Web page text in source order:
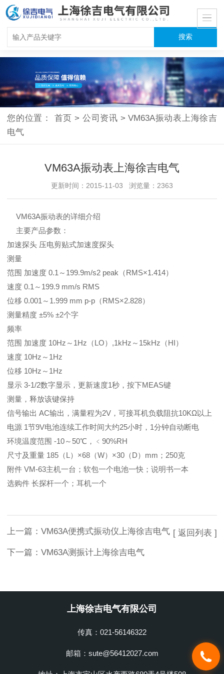
您的位置： 首页 > 公司资讯 > VM63A振动表上海徐吉
电气
VM63A振动表上海徐吉电气
更新时间：2015-11-03 浏览量：2363
VM63A振动表的详细介绍
主要产品参数：
加速探头 压电剪贴式加速度探头
测量
范围 加速度 0.1～199.9m/s2 peak（RMS×1.414）
速度 0.1～199.9 mm/s RMS
位移 0.001～1.999 mm p-p（RMS×2.828）
测量精度 ±5% ±2个字
频率
范围 加速度 10Hz～1Hz（LO）,1kHz～15kHz（HI）
速度 10Hz～1Hz
位移 10Hz～1Hz
显示 3-1/2数字显示，更新速度1秒，按下MEAS键
测量，释放该键保持
信号输出 AC输出，满量程为2V，可接耳机负载阻抗10KΩ以上
电源 1节9V电池连续工作时间大约25小时，1分钟自动断电
环境温度范围 -10～50℃，﹤90%RH
尺寸及重量 185（L）×68（W）×30（D）mm；250克
附件 VM-63主机一台；软包一个电池一快；说明书一本
选购件 长探杆一个；耳机一个
上一篇： VM63A便携式振动仪上海徐吉电气
下一篇： VM63A测振计上海徐吉电气
[ 返回列表 ]
上海徐吉电气有限公司
传真：021-56146322
邮箱：sute@56412027.com